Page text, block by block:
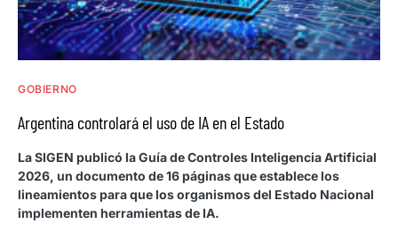
GOBIERNO
Argentina controlará el uso de IA en el Estado
La SIGEN publicó la Guía de Controles Inteligencia Artificial
2026, un documento de 16 páginas que establece los
lineamientos para que los organismos del Estado Nacional
implementen herramientas de IA.